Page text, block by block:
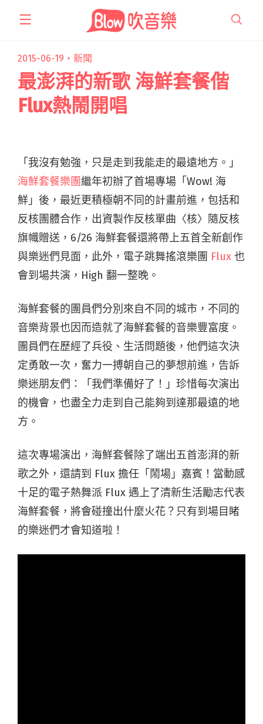
2015-06-19・ 新聞
最澎湃的新歌 海鮮套餐偕
Flux熱鬧開唱
「我沒有勉強，只是走到我能走的最遠地方。」
海鮮套餐樂團繼年初辦了首場專場「Wow! 海
鮮」後，最近更積極朝不同的計畫前進，包括和
反核團體合作，出資製作反核單曲〈核〉隨反核
旗幟贈送，6/26 海鮮套餐還將帶上五首全新創作
與樂迷們見面，此外，電子跳舞搖滾樂團 Flux 也
會到場共演，High 翻一整晚。
海鮮套餐的團員們分別來自不同的城市，不同的
音樂背景也因而造就了海鮮套餐的音樂豐富度。
團員們在歷經了兵役、生活問題後，他們這次決
定勇敢一次，奮力一搏朝自己的夢想前進，告訴
樂迷朋友們：「我們準備好了！」珍惜每次演出
的機會，也盡全力走到自己能夠到達那最遠的地
方。
這次專場演出，海鮮套餐除了端出五首澎湃的新
歌之外，還請到 Flux 擔任「鬧場」嘉賓！當動感
十足的電子熱舞派 Flux 遇上了清新生活勵志代表
海鮮套餐，將會碰撞出什麼火花？只有到場目睹
的樂迷們才會知道啦！